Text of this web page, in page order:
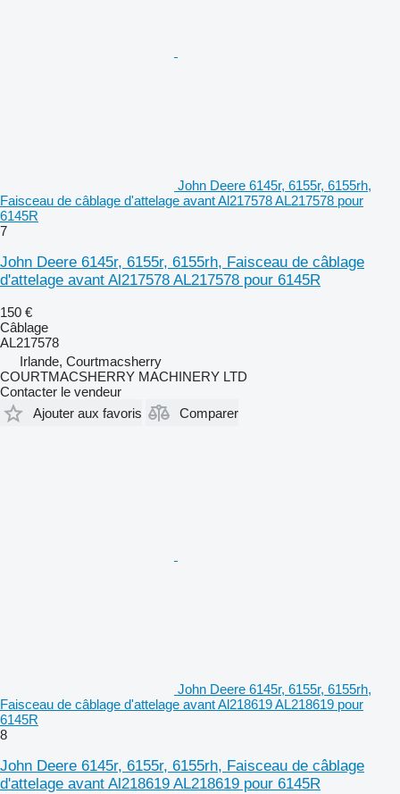
John Deere 6145r, 6155r, 6155rh,
Faisceau de câblage d'attelage avant Al217578 AL217578 pour
6145R
7
John Deere 6145r, 6155r, 6155rh, Faisceau de câblage
d'attelage avant Al217578 AL217578 pour 6145R
150 €
Câblage
AL217578
Irlande, Courtmacsherry
COURTMACSHERRY MACHINERY LTD
Contacter le vendeur
Ajouter aux favoris
Comparer
John Deere 6145r, 6155r, 6155rh,
Faisceau de câblage d'attelage avant Al218619 AL218619 pour
6145R
8
John Deere 6145r, 6155r, 6155rh, Faisceau de câblage
d'attelage avant Al218619 AL218619 pour 6145R